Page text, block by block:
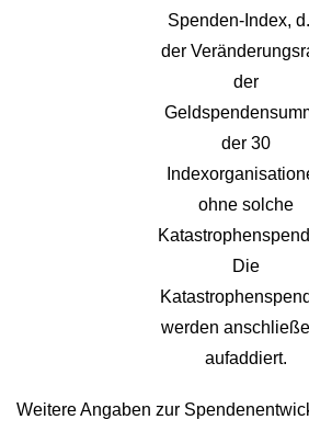
Spenden-Index,
der
der
der 30
ohne solche
Die
werden
aufaddiert.
Weitere Angaben zur